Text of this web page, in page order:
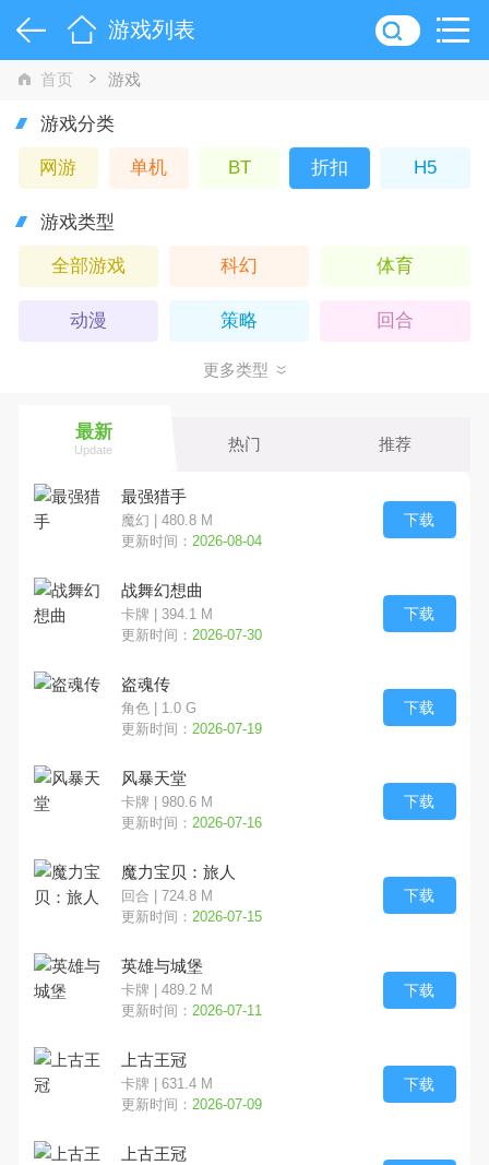
游戏列表
首页 游戏
游戏分类
网游 单机 BT 折扣 H5
游戏类型
全部游戏 科幻 体育
动漫 策略 回合
Q版
休闲
射击 冒险
格斗 传奇
三国
GM
割草
卡通 末日
更多类型
最新
Update 热门 推荐
最强猎手
魔幻 | 480.8 M
更新时间： 2026-08-04
下载
战舞幻想曲
卡牌 | 394.1 M
更新时间： 2026-07-30
下载
盗魂传
角色 | 1.0 G
更新时间： 2026-07-19
下载
风暴天堂
卡牌 | 980.6 M
更新时间： 2026-07-16
下载
魔力宝贝：旅人
回合 | 724.8 M
更新时间： 2026-07-15
下载
英雄与城堡
卡牌 | 489.2 M
更新时间： 2026-07-11
下载
上古王冠
卡牌 | 631.4 M
更新时间： 2026-07-09
下载
上古王冠